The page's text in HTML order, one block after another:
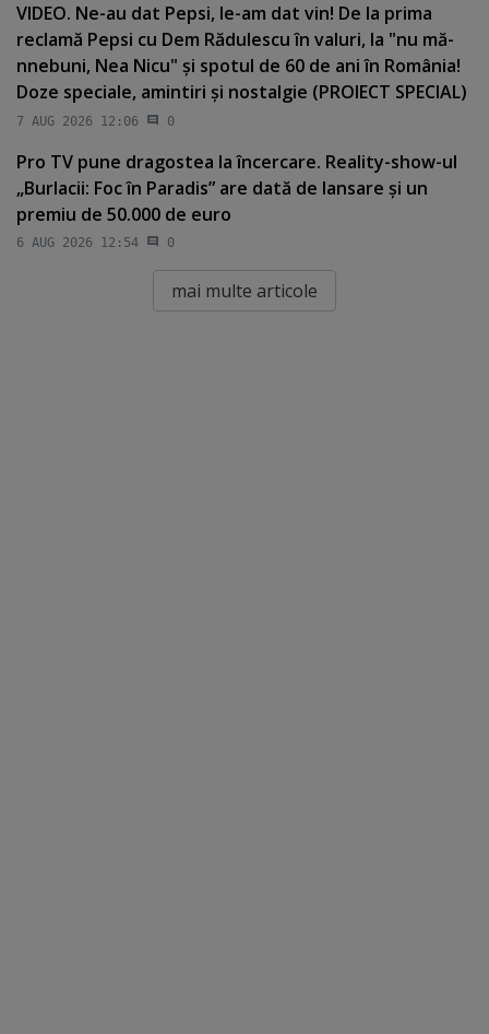
VIDEO. Ne-au dat Pepsi, le-am dat vin! De la prima
reclamă Pepsi cu Dem Rădulescu în valuri, la "nu mă-
nnebuni, Nea Nicu" şi spotul de 60 de ani în România!
Doze speciale, amintiri şi nostalgie (PROIECT SPECIAL)
7 AUG 2026 12:06 0
Pro TV pune dragostea la încercare. Reality-show-ul
„Burlacii: Foc în Paradis” are dată de lansare şi un
premiu de 50.000 de euro
6 AUG 2026 12:54 0
mai multe articole